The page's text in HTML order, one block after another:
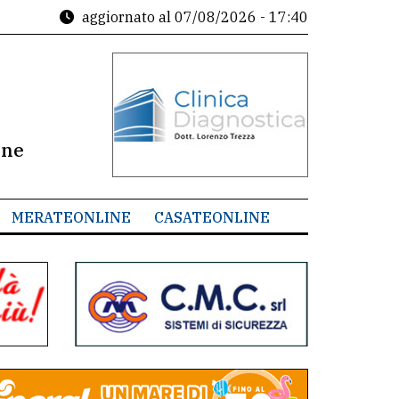
aggiornato al 07/08/2026 - 17:40
MERATEONLINE CASATEONLINE